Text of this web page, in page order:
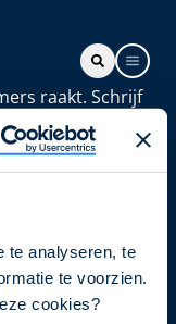
te analyseren, te
te voorzien.
cookies?
raakt. Schrijf